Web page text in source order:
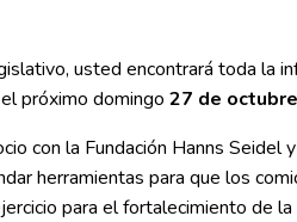
usted encontrará toda la
próximo domingo 27 de octubre
con la Fundación Hanns Seidel
herramientas para que los
para el fortalecimiento de la